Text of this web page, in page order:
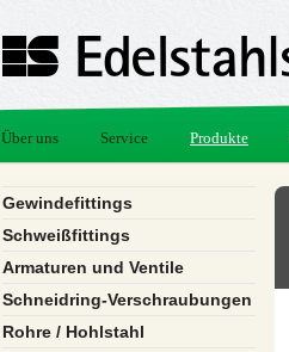
Über uns Service Produkte
Gewindefittings
Schweißfittings
Armaturen und Ventile
Schneidring-Verschraubungen
Rohre / Hohlstahl